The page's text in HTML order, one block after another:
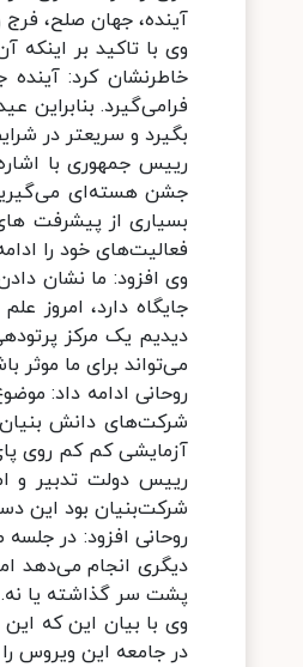
آینده، جهان صلح،
وی با تاکید بر اینکه
خاطرنشان کرد:
فرامی‌گیرد.
بگیرد و سریعتر در
جشن هسته‌ای می‌گیریم
بسیاری از پیشرفت
فعالیت‌های خود را
وی افزود: ما نشان
جایگاه دارد، امروز
دیدیم یک مرکز
می‌تواند برای ما موثر
روحانی ادامه داد:
شرکت‌های دانش
آزمایشی کم کم روی
رییس دولت تدبیر و
شرکت‌بنیان بود این
روحانی افزود: در
دیگری انجام می‌دهد
پشت سر گذاشته یا نه.
وی با بیان این که
در جامعه این ویروس